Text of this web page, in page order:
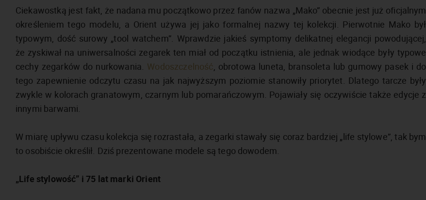
Ciekawostką jest fakt, że nadana mu początkowo przez fanów nazwa „Mako” obecnie jest już oficjalnym
określeniem tego modelu, a Orient używa jej jako formalnej nazwy tej kolekcji. Pierwotnie Mako był
typowym, dość surowy „tool watchem”. Wprawdzie jakieś symptomy delikatnej elegancji powodującej,
że zyskiwał na uniwersalności zegarek ten miał od początku istnienia, ale jednak wiodące były typowe
cechy zegarków do nurkowania. Wodoszczelność , obrotowa luneta, bransoleta lub gumowy pasek i do
tego zapewnienie odczytu czasu na jak najwyższym poziomie stanowiły priorytet. Dlatego tarcze były
zwykle w kolorach granatowym, czarnym lub pomarańczowym. Pojawiały się oczywiście także edycje z
innymi barwami.
W miarę upływu czasu kolekcja się rozrastała, a zegarki stawały się coraz bardziej „life stylowe”, tak bym
to osobiście określił. Dziś prezentowane modele są tego dowodem.
„Life stylowość” i 75 lat marki Orient